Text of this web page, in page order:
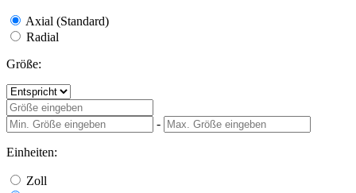
Axial (Standard)
Radial
Größe:
-
Einheiten:
Zoll